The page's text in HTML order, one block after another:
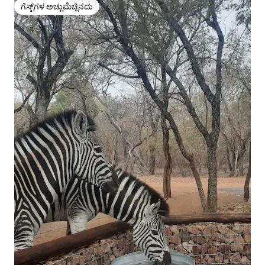
ಗೆಸ್ಟ್‌ಗಳ ಅಚ್ಚುಮೆಚ್ಚಿನದು
ಗೆಸ್ಟ್‌ಗಳ ಅಚ್ಚುಮೆಚ್ಚಿನದು